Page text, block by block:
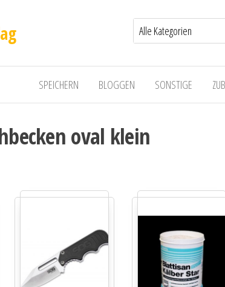
SPEICHERN BLOGGEN SONSTIGE
oval klein